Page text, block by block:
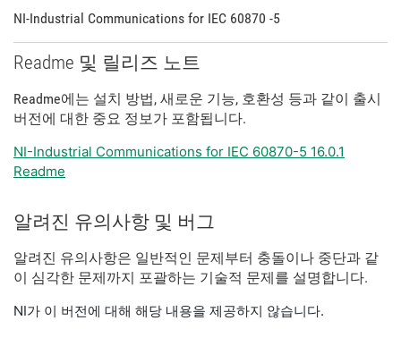
NI-Industrial Communications for IEC 60870 -5
Readme 및 릴리즈 노트
Readme에는 설치 방법, 새로운 기능, 호환성 등과 같이 출시
버전에 대한 중요 정보가 포함됩니다.
NI-Industrial Communications for IEC 60870-5 16.0.1
Readme
알려진 유의사항 및 버그
알려진 유의사항은 일반적인 문제부터 충돌이나 중단과 같
이 심각한 문제까지 포괄하는 기술적 문제를 설명합니다.
NI가 이 버전에 대해 해당 내용을 제공하지 않습니다.